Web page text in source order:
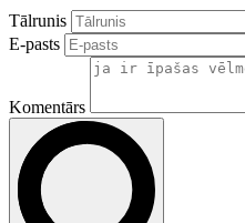
Tālrunis
E-pasts
Komentārs